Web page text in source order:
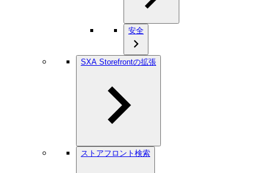
安全
SXA Storefrontの拡張
ストアフロント検索